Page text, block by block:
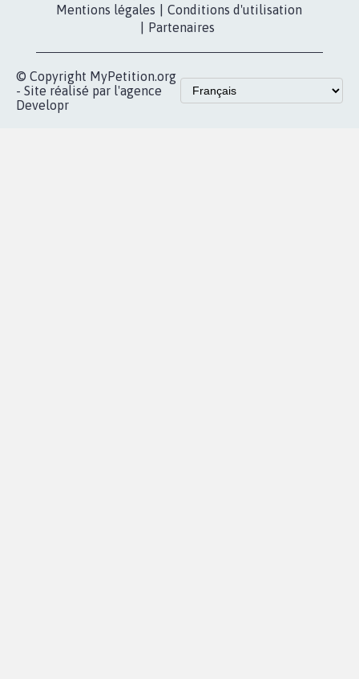
Mentions légales
Conditions d'utilisation
Partenaires
© Copyright MyPetition.org
- Site réalisé par l'agence
Developr